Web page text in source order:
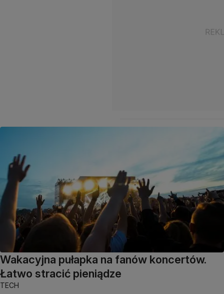
Wakacyjna pułapka na fanów koncertów.
Łatwo stracić pieniądze
TECH